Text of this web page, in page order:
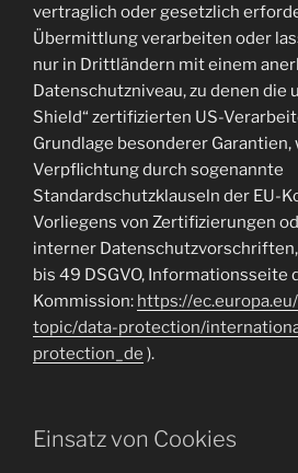
vertraglich oder gesetzlich
Übermittlung verarbeiten oder
nur in Drittländern mit einem
Datenschutzniveau, zu denen die
Shield“ zertifizierten US-
Grundlage besonderer Garantien,
Verpflichtung durch sogenannte
Standardschutzklauseln der EU-
Vorliegens von Zertifizierungen
interner
bis 49 DSGVO, Informationsseite
Kommission: https://
topic/data-protection/
protection_de ).
Einsatz von Cookies